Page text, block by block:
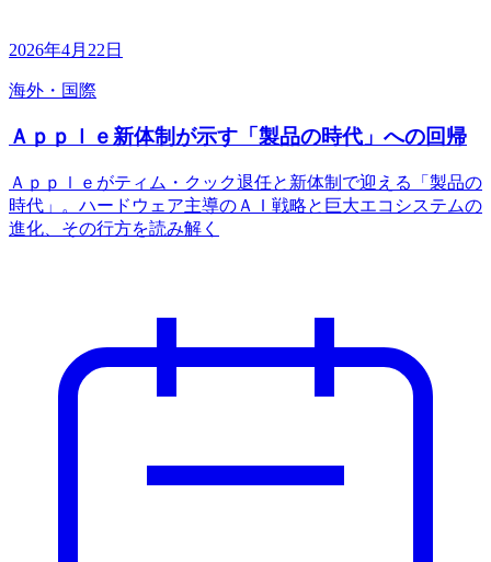
2026年4月22日
海外・国際
Ａｐｐｌｅ新体制が示す「製品の時代」への回帰
Ａｐｐｌｅがティム・クック退任と新体制で迎える「製品の
時代」。ハードウェア主導のＡＩ戦略と巨大エコシステムの
進化、その行方を読み解く